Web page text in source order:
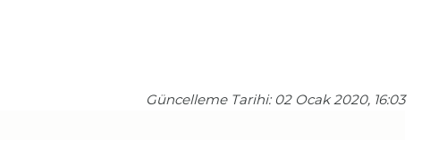
Güncelleme Tarihi: 02 Ocak 2020, 16:03Alanya ve çevresinde kaçak operasyonu!